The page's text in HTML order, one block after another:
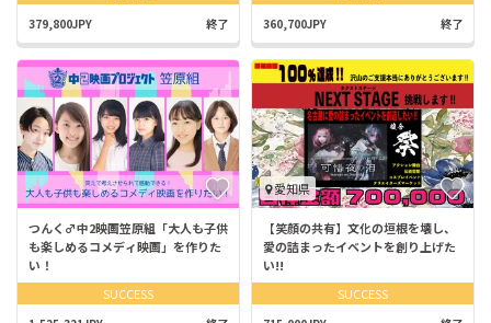
379,800JPY 終了 360,700JPY 終了
つんく♂中2映画笠原組「大人も子供
も楽しめるコメディ映画」を作りた
い！
SUCCESS
愛知県
【笑顔の共有】文化の垣根を壊し、
愛の詰まったイベントを創り上げた
い!!
SUCCESS